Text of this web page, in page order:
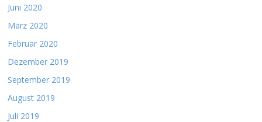
Juni 2020
März 2020
Februar 2020
Dezember 2019
September 2019
August 2019
Juli 2019